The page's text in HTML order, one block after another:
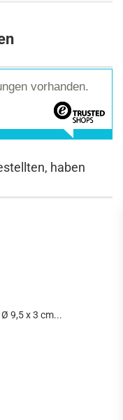
vorhanden.
haben
Ø 9,5 x 3 cm...